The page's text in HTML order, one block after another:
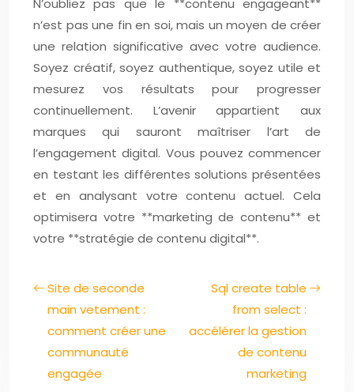
N’oubliez pas que le **contenu engageant**
n’est pas une fin en soi, mais un moyen de créer
une relation significative avec votre audience.
Soyez créatif, soyez authentique, soyez utile et
mesurez vos résultats pour progresser
continuellement. L’avenir appartient aux
marques qui sauront maîtriser l’art de
l’engagement digital. Vous pouvez commencer
en testant les différentes solutions présentées
et en analysant votre contenu actuel. Cela
optimisera votre **marketing de contenu** et
votre **stratégie de contenu digital**.
Site de seconde
main vetement :
comment créer une
communauté
engagée
Sql create table
from select :
accélérer la gestion
de contenu
marketing